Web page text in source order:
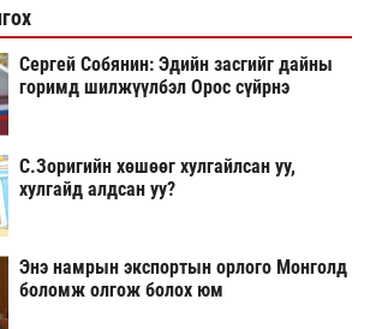
Сергей Собянин: Эдийн засгийг дайны
горимд шилжүүлбэл Орос сүйрнэ
С.Зоригийн хөшөөг хулгайлсан уу,
хулгайд алдсан уу?
Энэ намрын экспортын орлого Монголд
боломж олгож болох юм